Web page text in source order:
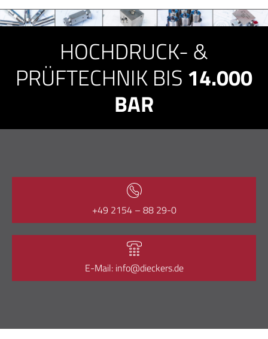
HOCHDRUCK- &
PRÜFTECHNIK BIS 14.000
BAR
+49 2154 – 88 29-0
E-Mail: info@dieckers.de